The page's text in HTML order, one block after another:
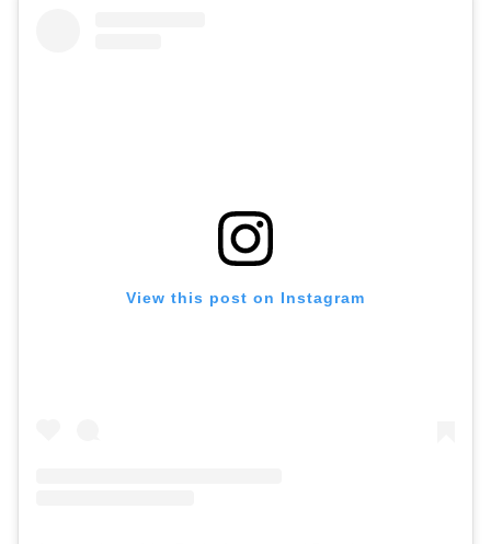
View this post on Instagram